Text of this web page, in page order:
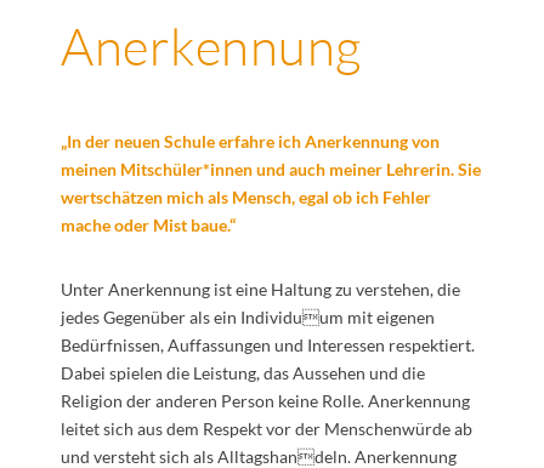
Anerkennung
„In der neuen Schule erfahre ich Anerkennung von
meinen Mitschüler*innen und auch meiner Lehrerin. Sie
wertschätzen mich als Mensch, egal ob ich Fehler
mache oder Mist baue.“
Unter Anerkennung ist eine Haltung zu verstehen, die
jedes Gegenüber als ein Individuum mit eigenen
Bedürfnissen, Auffassungen und Interessen respektiert.
Dabei spielen die Leistung, das Aussehen und die
Religion der anderen Person keine Rolle. Anerkennung
leitet sich aus dem Respekt vor der Menschenwürde ab
und versteht sich als Alltagshandeln. Anerkennung